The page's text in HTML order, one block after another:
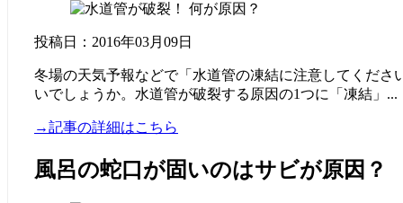
投稿日：2016年03月09日
冬場の天気予報などで「水道管の凍結に注意してくださ
いでしょうか。水道管が破裂する原因の1つに「凍結」...
→記事の詳細はこちら
風呂の蛇口が固いのはサビが原因？